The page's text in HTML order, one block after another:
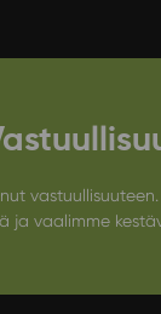
ja vaalimme